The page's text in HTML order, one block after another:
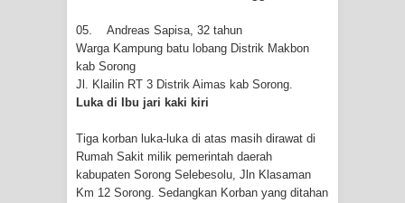
Mantan Sekda Jayawijaya Jadi
Tersangka Kasus Korupsi Jalan
Papuan Artisans Take Center Stage
at Indonesia's National Craft
05. Andreas Sapisa, 32 tahun
Warga Kampung batu lobang Distrik Makbon
kab Sorong
Jl. Klailin RT 3 Distrik Aimas kab Sorong.
Luka di Ibu jari kaki kiri
Tiga korban luka-luka di atas masih dirawat di
Rumah Sakit milik pemerintah daerah
kabupaten Sorong Selebesolu, Jln Klasaman
Km 12 Sorong. Sedangkan Korban yang ditahan